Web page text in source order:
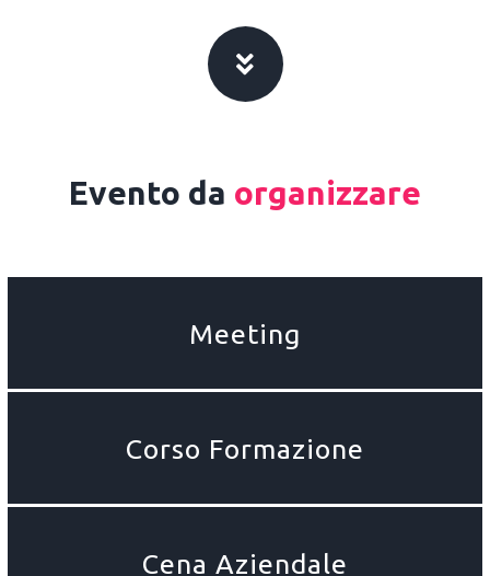
Evento da organizzare
Meeting
Corso Formazione
Cena Aziendale